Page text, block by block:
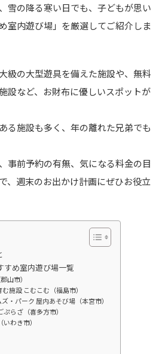
雪の降る寒い日でも、子どもが思い
室内遊び場」を厳選してご紹介しま
級の大型遊具を備えた施設や、無料
設など、お財布に優しいスポットが
る施設も多く、年の離れた兄弟でも
事前予約の有無、気になる料金の目
、週末のお出かけ計画にぜひお役立
すめ室内遊び場一覧
山市）
施設 こむこむ（福島市）
・パーク 屋内あそび場（本宮市）
らざ（喜多方市）
わき市）